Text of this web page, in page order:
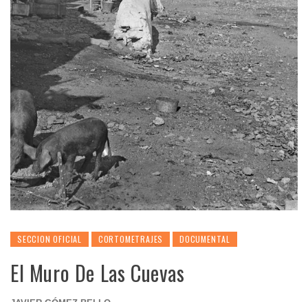
SECCION OFICIAL CORTOMETRAJES DOCUMENTAL
El Muro De Las Cuevas